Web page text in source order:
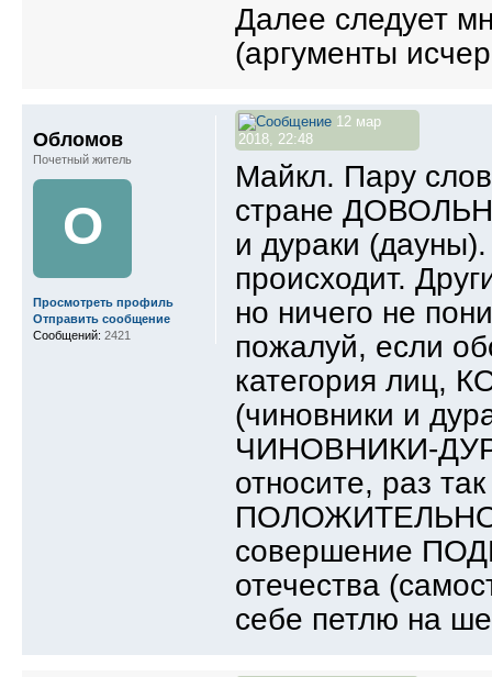
Далее следует
(аргументы
12 мар
2018, 22:48
Майкл. Пару
стране
и дураки
происходит.
но ничего не
пожалуй, если
категория
(чиновники и
ЧИНОВНИКИ-
относите, раз
совершение
отечества
себе петлю на
Обломов
Почетный житель
О
Просмотреть профиль
Отправить сообщение
Сообщений: 2421